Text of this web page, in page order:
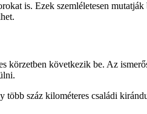
is. Ezek szemléletesen
körzetben következik be. Az
száz kilométeres családi